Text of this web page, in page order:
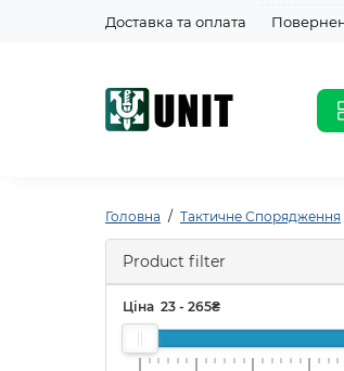
Доставка та оплата
Головна Тактичне Спорядження
Product filter
Ціна 23 - 265₴